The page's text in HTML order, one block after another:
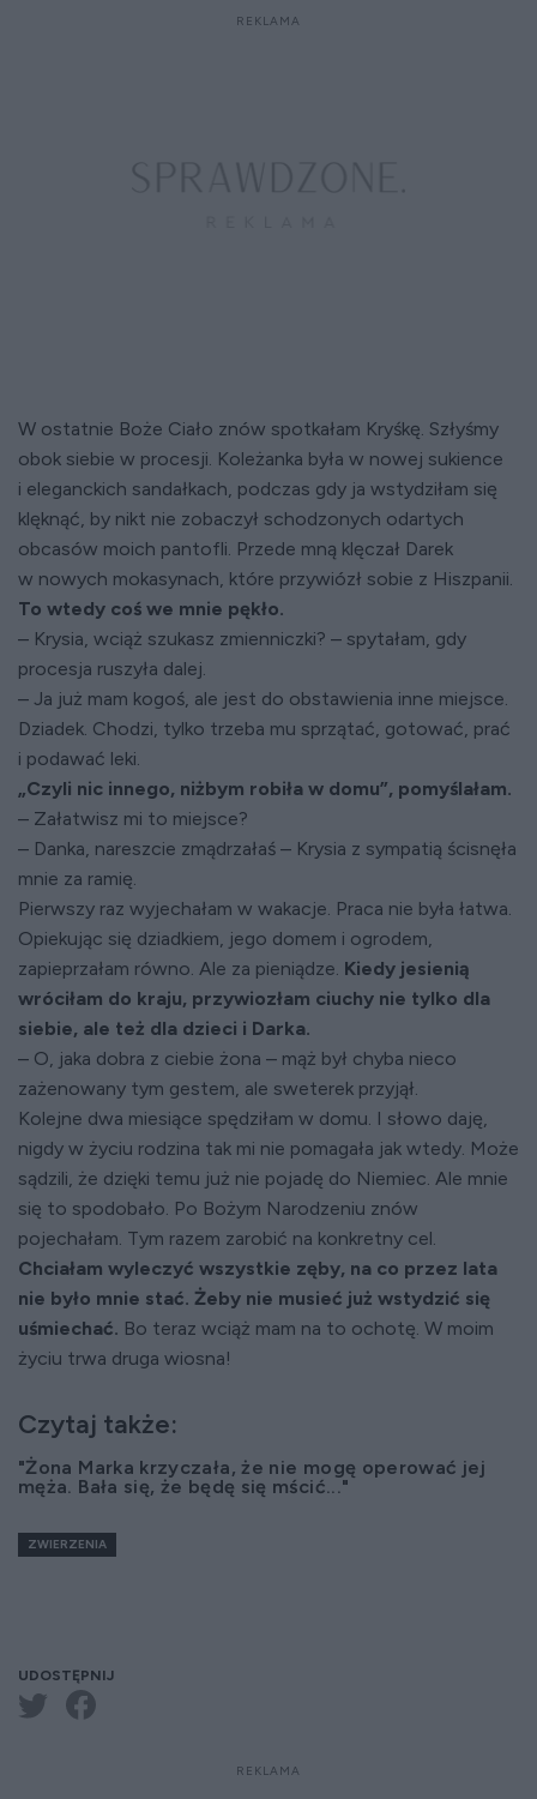
W ostatnie Boże Ciało znów spotkałam Kryśkę. Szłyśmy
obok siebie w procesji. Koleżanka była w nowej sukience
i eleganckich sandałkach, podczas gdy ja wstydziłam się
klęknąć, by nikt nie zobaczył schodzonych odartych
obcasów moich pantofli. Przede mną klęczał Darek
w nowych mokasynach, które przywiózł sobie z Hiszpanii.
To wtedy coś we mnie pękło.
– Krysia, wciąż szukasz zmienniczki? – spytałam, gdy
procesja ruszyła dalej.
– Ja już mam kogoś, ale jest do obstawienia inne miejsce.
Dziadek. Chodzi, tylko trzeba mu sprzątać, gotować, prać
i podawać leki.
„Czyli nic innego, niżbym robiła w domu”, pomyślałam.
– Załatwisz mi to miejsce?
– Danka, nareszcie zmądrzałaś – Krysia z sympatią ścisnęła
mnie za ramię.
Pierwszy raz wyjechałam w wakacje. Praca nie była łatwa.
Opiekując się dziadkiem, jego domem i ogrodem,
zapieprzałam równo. Ale za pieniądze. Kiedy jesienią
wróciłam do kraju, przywiozłam ciuchy nie tylko dla
siebie, ale też dla dzieci i Darka.
– O, jaka dobra z ciebie żona – mąż był chyba nieco
zażenowany tym gestem, ale sweterek przyjął.
Kolejne dwa miesiące spędziłam w domu. I słowo daję,
nigdy w życiu rodzina tak mi nie pomagała jak wtedy. Może
sądzili, że dzięki temu już nie pojadę do Niemiec. Ale mnie
się to spodobało. Po Bożym Narodzeniu znów
pojechałam. Tym razem zarobić na konkretny cel.
Chciałam wyleczyć wszystkie zęby, na co przez lata
nie było mnie stać. Żeby nie musieć już wstydzić się
uśmiechać. Bo teraz wciąż mam na to ochotę. W moim
życiu trwa druga wiosna!
Czytaj także:
"Żona Marka krzyczała, że nie mogę operować jej
męża. Bała się, że będę się mścić..."
ZWIERZENIA
UDOSTĘPNIJ